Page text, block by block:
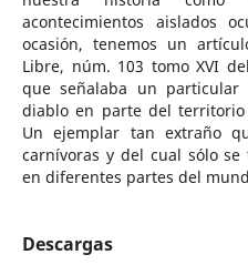
acontecimientos aislados
ocasión, tenemos un
Libre, núm. 103 tomo XVI
que señalaba un
diablo en parte del
Un ejemplar tan extraño
carnívoras y del cual sólo
en diferentes partes del
Descargas